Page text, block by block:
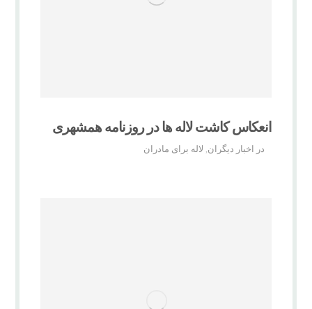
انعکاس کاشت لاله ها در روزنامه همشهری
در اخبار دیگران, لاله برای مادران